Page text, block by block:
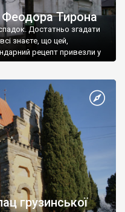
Феодора Тирона
Достатньо згадати
знаєте, що цей,
рецепт привезли у
грузинської